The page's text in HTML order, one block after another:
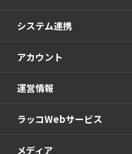
システム連携
アカウント
運営情報
ラッコWebサービス
メディア